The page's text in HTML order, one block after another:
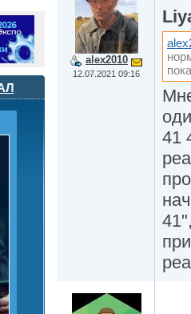
alex2010
12.07.2021 09:16
41